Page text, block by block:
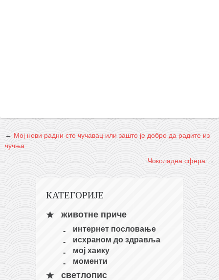
← Мој нови радни сто чучавац или зашто је добро да радите из
чучња
Чоколадна сфера→
КАТЕГОРИЈЕ
животне приче
интернет пословање
исхраном до здравља
мој хаику
моменти
светлопис